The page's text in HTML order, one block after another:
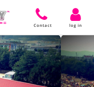
Contact log in